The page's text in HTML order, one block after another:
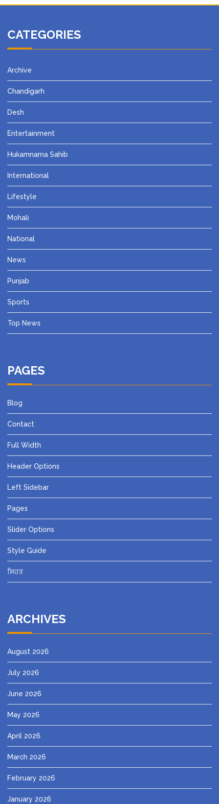
CATEGORIES
Archive
Chandigarh
Desh
Entertainment
Hukamnama Sahib
International
Lifestyle
Mohali
National
News
Punjab
Sports
Top News
PAGES
Blog
Contact
Full Width
Header Options
Left Sidebar
Pages
Slider Options
Style Guide
ਸਿਹਤ
ARCHIVES
August 2026
July 2026
June 2026
May 2026
April 2026
March 2026
February 2026
January 2026